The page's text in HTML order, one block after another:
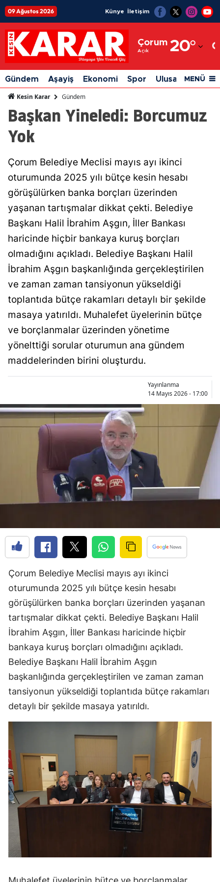
09 Ağustos 2026 Künye İletişim
Çorum
Açık 20°
Adıyaman
Afyonkarahisar
Ağrı
Amasya
Artvin
Aydın
Balıkesir
Bingöl
Bitlis
Burdur
Bursa
Çanakkale
Çorum
Edirne
Elazığ
Erzincan
Eskişehir
Gaziantep
Giresun
Gümüşhane
Hakkari
Hatay
Isparta
Mersin
İstanbul
Kastamonu
Kayseri
Kırklareli
Konya
Kütahya
Gündem Aşayiş Ekonomi Spor Ulusal Siyaset
MENÜ
Kesin Karar Gündem
Başkan Yineledi: Borcumuz
Yok
Çorum Belediye Meclisi mayıs ayı ikinci
oturumunda 2025 yılı bütçe kesin hesabı
görüşülürken banka borçları üzerinden
yaşanan tartışmalar dikkat çekti. Belediye
Başkanı Halil İbrahim Aşgın, İller Bankası
haricinde hiçbir bankaya kuruş borçları
olmadığını açıkladı. Belediye Başkanı Halil
İbrahim Aşgın başkanlığında gerçekleştirilen
ve zaman zaman tansiyonun yükseldiği
toplantıda bütçe rakamları detaylı bir şekilde
masaya yatırıldı. Muhalefet üyelerinin bütçe
ve borçlanmalar üzerinden yönetime
yönelttiği sorular oturumun ana gündem
maddelerinden birini oluşturdu.
Yayınlanma
14 Mayıs 2026 - 17:00
Çorum Belediye Meclisi mayıs ayı ikinci
oturumunda 2025 yılı bütçe kesin hesabı
görüşülürken banka borçları üzerinden yaşanan
tartışmalar dikkat çekti. Belediye Başkanı Halil
İbrahim Aşgın, İller Bankası haricinde hiçbir
bankaya kuruş borçları olmadığını açıkladı.
Belediye Başkanı Halil İbrahim Aşgın
başkanlığında gerçekleştirilen ve zaman zaman
tansiyonun yükseldiği toplantıda bütçe rakamları
detaylı bir şekilde masaya yatırıldı.